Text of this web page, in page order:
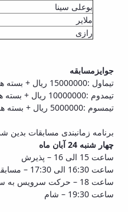
بوعلی سینا
ملایر
رازی
جوایزمسابقه
تیماول :15000000 ریال + بسته هدیه رایتل
تیمدوم :10000000 ریال + بسته هدیه رایتل
تیمسوم :5000000 ریال + بسته هدیه رایتل
برنامه زمانبندی مسابقات
چهار شنبه 24 آبان ماه
ساعت 15 الی 16 – پذیرش
ساعت 16:30 الی 17:30 – مسابقه آزمایشی
ساعت 18 – حرکت سرویس به سمت محل اسکان
ساعت 19:30 – شام